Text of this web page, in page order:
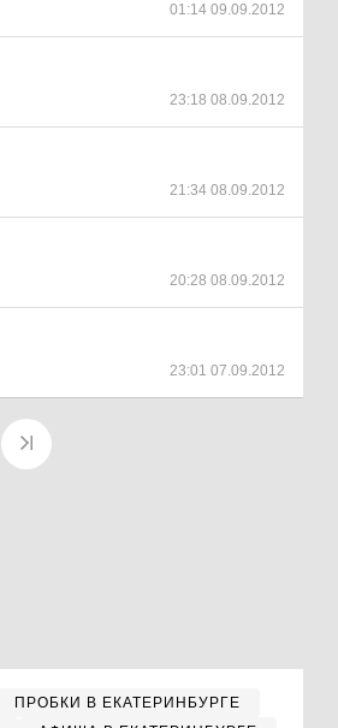
01:14 09.09.2012
23:18 08.09.2012
21:34 08.09.2012
20:28 08.09.2012
23:01 07.09.2012
ПРОБКИ В ЕКАТЕРИНБУРГЕ